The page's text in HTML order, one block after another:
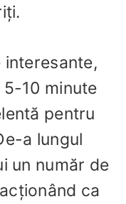
5-10 minute
pentru
a lungul
un număr de
ca